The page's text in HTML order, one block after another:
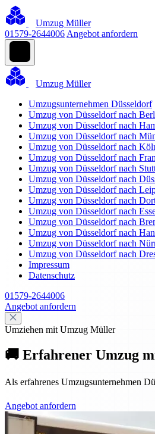
Umzug Müller
01579-2644006 Angebot anfordern
Umzug Müller
Umzugsunternehmen Düsseldorf
Umzug von Düsseldorf nach
Umzug von Düsseldorf nach
Umzug von Düsseldorf nach
Umzug von Düsseldorf nach
Umzug von Düsseldorf nach
Umzug von Düsseldorf nach
Umzug von Düsseldorf nach
Umzug von Düsseldorf nach
Umzug von Düsseldorf nach
Umzug von Düsseldorf nach
Umzug von Düsseldorf nach
Umzug von Düsseldorf nach
Umzug von Düsseldorf nach
Umzug von Düsseldorf nach
Impressum
Datenschutz
01579-2644006
Angebot anfordern
Umziehen mit Umzug Müller
🚚 Erfahrener Umzug
Als erfahrenes Umzugsunternehmen
Angebot anfordern